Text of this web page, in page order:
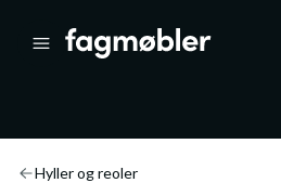
Hyller og reoler